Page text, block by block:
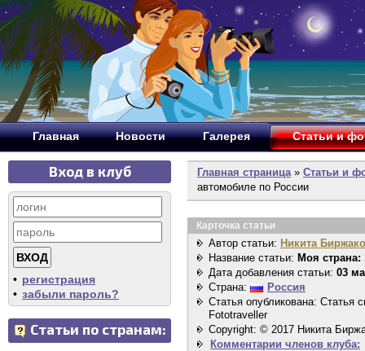
Главная Новости Галерея Статьи и
Вход в клуб
• регистрация
• забыли пароль?
Статьи по странам:
Главная страница» Статьи и
автомобиле по России
Карточка статьи
Автор статьи: Никита
Название статьи: Моя страна:
Дата добавления статьи: 03
Страна:
Россия
Статья опубликована: Статья
Fototraveller
Copyright: © 2017 Никита
Комментарии членов клуба: